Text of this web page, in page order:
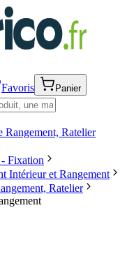
Favoris Panier
Rangement, Ratelier
Fixation
Intérieur et Rangement
Ratelier